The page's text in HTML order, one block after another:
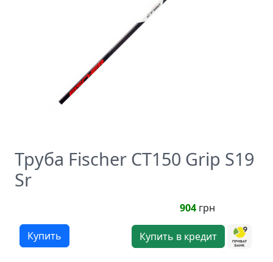
Труба Fischer CT150 Grip S19
Sr
904 грн
Купить Купить в кредит